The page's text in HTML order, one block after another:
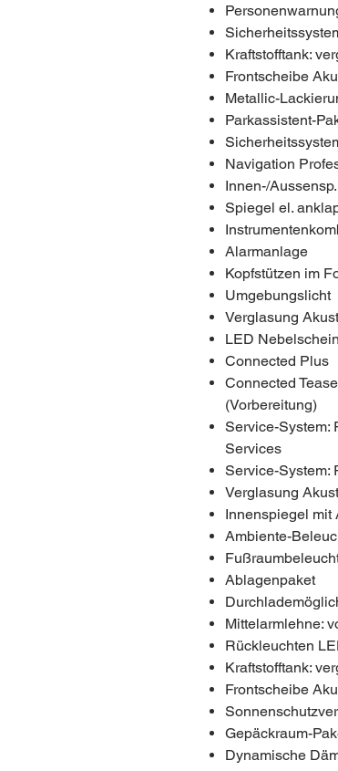
Kraftstofftank:
Frontscheibe
Metallic-
Parkassistent-
Navigation
Innen-/
Spiegel el.
Alarmanlage
Kopfstützen im
Umgebungslicht
Verglasung
LED
Connected Plus
Connected
(Vorbereitung)
Service-System:
Services
Service-System:
Verglasung
Innenspiegel mit
Ambiente-
Ablagenpaket
Mittelarmlehne:
Rückleuchten
Kraftstofftank:
Frontscheibe
Gepäckraum-
Dynamische